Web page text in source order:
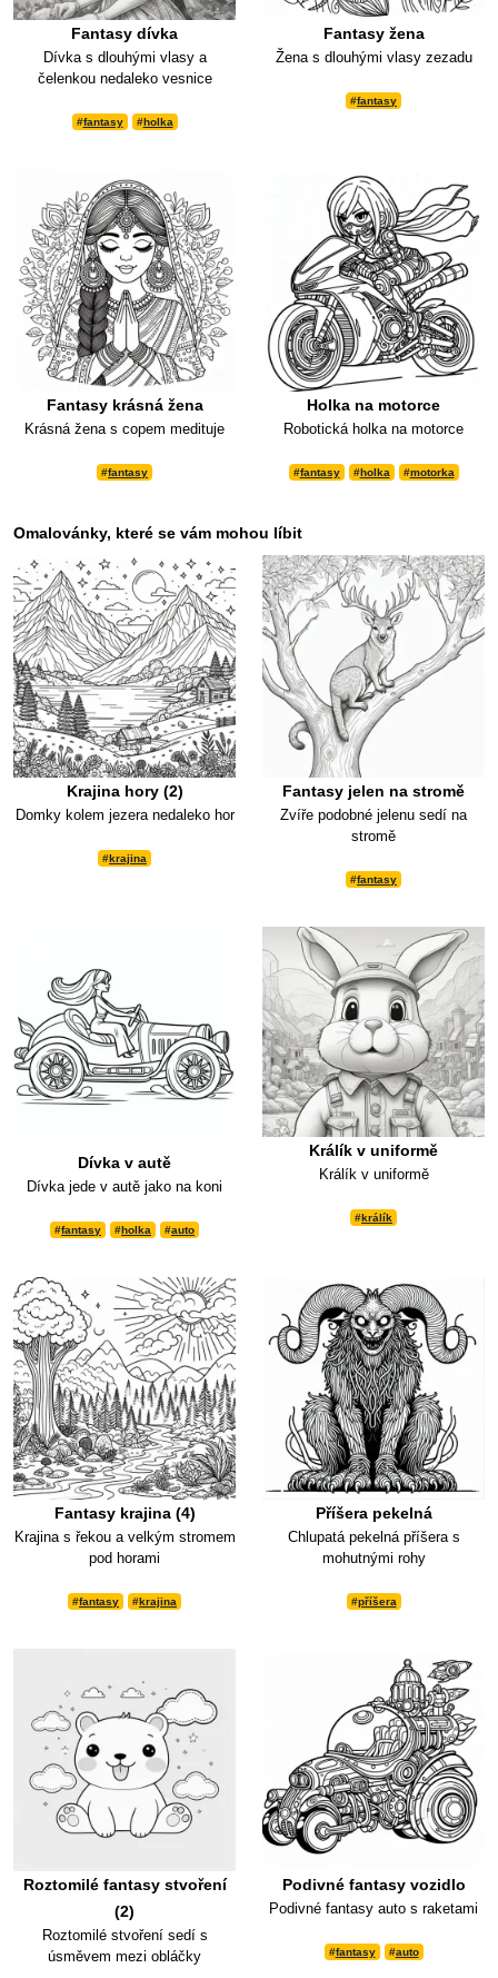
Fantasy dívka
Dívka s dlouhými vlasy a
čelenkou nedaleko vesnice
#fantasy #holka
Fantasy žena
Žena s dlouhými vlasy zezadu
#fantasy
Fantasy krásná žena
Krásná žena s copem medituje
#fantasy
Holka na motorce
Robotická holka na motorce
#fantasy #holka #motorka
Omalovánky, které se vám mohou líbit
Krajina hory (2)
Domky kolem jezera nedaleko hor
#krajina
Fantasy jelen na stromě
Zvíře podobné jelenu sedí na
stromě
#fantasy
Dívka v autě
Dívka jede v autě jako na koni
#fantasy #holka #auto
Králík v uniformě
Králík v uniformě
#králík
Fantasy krajina (4)
Krajina s řekou a velkým stromem
pod horami
#fantasy #krajina
Příšera pekelná
Chlupatá pekelná příšera s
mohutnými rohy
#příšera
Roztomilé fantasy stvoření
(2)
Roztomilé stvoření sedí s
úsměvem mezi obláčky
Podivné fantasy vozidlo
Podivné fantasy auto s raketami
#fantasy #auto